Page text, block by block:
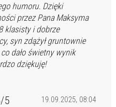
humoru. Dzięki
przez Pana Maksyma
klasisty i dobrze
syn zdążył gruntownie
dało świetny wynik
dziękuję!
19.09.2025, 08:04
5